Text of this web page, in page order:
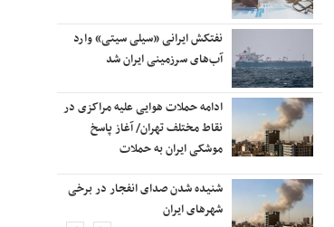
نفتکش ایرانی «سیلی سیتی» وارد
آب‌های سرزمینی ایران شد
ادامه حملات هوایی علیه مراکزی در
نقاط مختلف تهران/ آغاز پاسخ
موشکی ایران به حملات
شنیده شدن صدای انفجار در برخی
شهرهای ایران